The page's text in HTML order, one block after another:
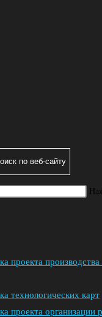
по веб-сайту
проекта
технологических карт
проекта организации